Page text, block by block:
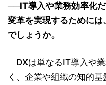
──IT導入や業務効率化
変革を実現するために
でしょうか。
DXは単なるIT導入や
く、企業や組織の知的